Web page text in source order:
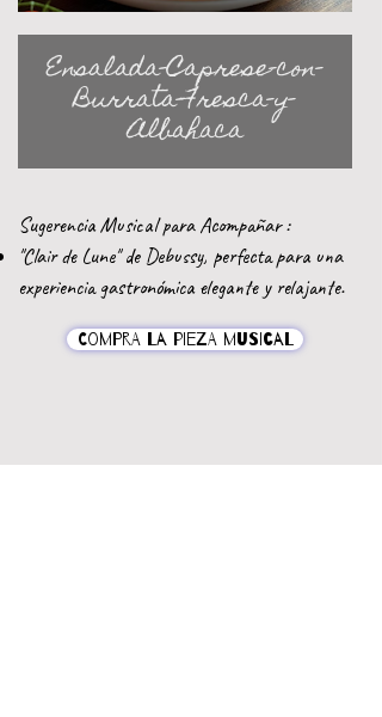
Ensalada-Caprese-con-
Burrata-Fresca-y-
Albahaca
Sugerencia Musical para Acompañar :
"Clair de Lune" de Debussy, perfecta para una
experiencia gastronómica elegante y relajante.
Compra la pieza musical